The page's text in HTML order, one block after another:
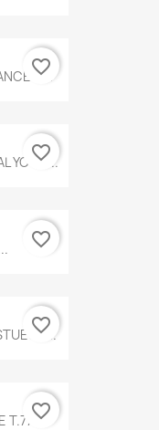
A...
favorite_border
YOGA...
favorite_border
favorite_border
favorite_border
T.778favorite_border